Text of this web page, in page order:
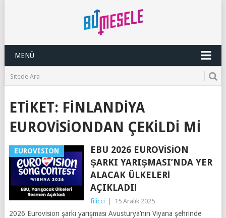
MENÜ
ETIKET: FINLANDIYA
EUROVISIONDAN ÇEKILDI MI
EUROVISION
EBU 2026 EUROVISION
ŞARKI YARIŞMASI’NDA YER
ALACAK ÜLKELERI
AÇIKLADI!
filicci 15 Aralık 2025
2026 Eurovision şarkı yarışması Avusturya’nın Viyana şehrinde